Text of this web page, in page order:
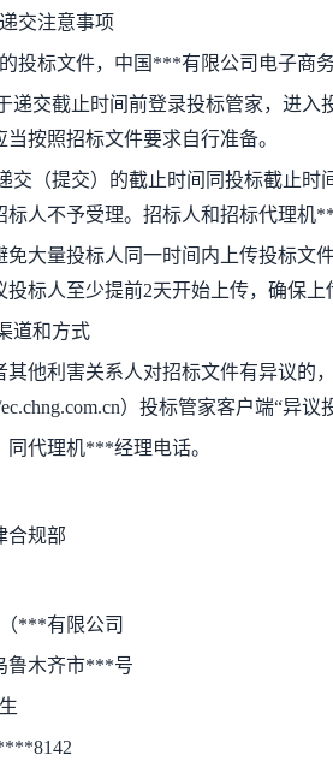
交注意事项
投标文件，中国***有限公司电子商
递交截止时间前登录投标管家，进
按照招标文件要求自行准备。
交（提交）的截止时间同投标截止
标人不予受理。招标人和招标代理机
免大量投标人同一时间内上传投标文
投标人至少提前2天开始上传，确保上
道和方式
其他利害关系人对招标文件有异议的
）投标管家客户端“异
同代理机***经理电话。
合规部
***有限公司
鲁木齐市***号